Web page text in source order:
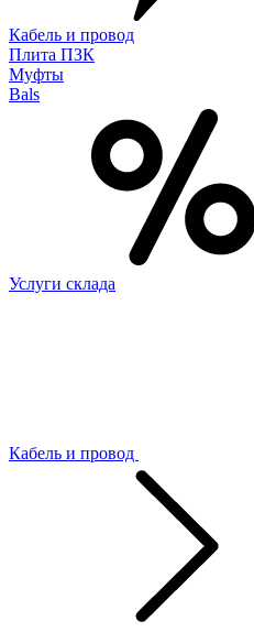
Кабель и провод
Плита ПЗК
Муфты
Bals
Услуги склада
Кабель и провод